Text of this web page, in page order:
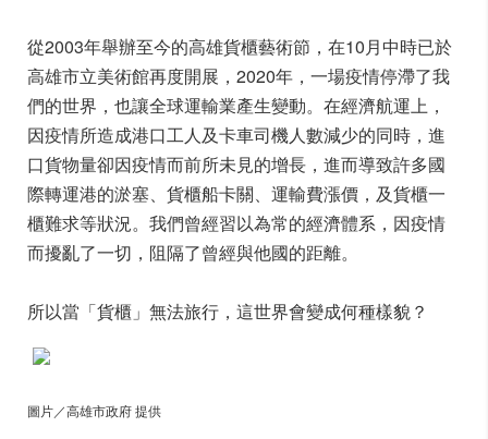
從2003年舉辦至今的高雄貨櫃藝術節，在10月中時已於
高雄市立美術館再度開展，2020年，一場疫情停滯了我
們的世界，也讓全球運輸業產生變動。在經濟航運上，
因疫情所造成港口工人及卡車司機人數減少的同時，進
口貨物量卻因疫情而前所未見的增長，進而導致許多國
際轉運港的淤塞、貨櫃船卡關、運輸費漲價，及貨櫃一
櫃難求等狀況。我們曾經習以為常的經濟體系，因疫情
而擾亂了一切，阻隔了曾經與他國的距離。
所以當「貨櫃」無法旅行，這世界會變成何種樣貌？
圖片／高雄市政府 提供